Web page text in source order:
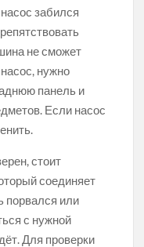
забился
не сможет
нужно
панель и
Если насос
стоит
соединяет
порвался или
с нужной
Для проверки